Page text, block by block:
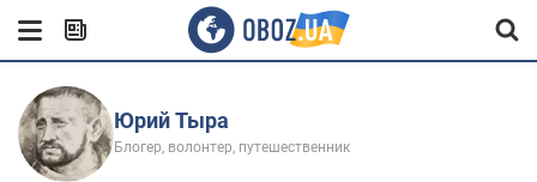
Юрий Тыра
Блогер, волонтер, путешественник